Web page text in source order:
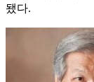
됐다.